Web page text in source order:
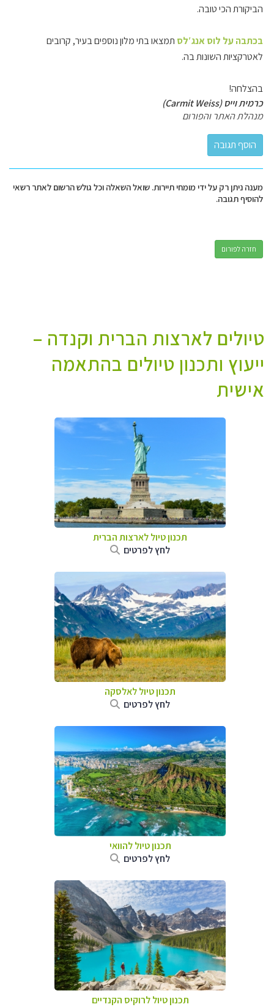
הביקורת הכי טובה.
בכתבה על לוס אנג′לס תמצאו בתי מלון נוספים בעיר, קרובים
לאטרקציות השונות בה.
בהצלחה!
כרמית וייס (Carmit Weiss)
מנהלת האתר והפורום
מענה ניתן רק על ידי מומחי תיירות. שואל השאלה וכל גולש הרשום לאתר רשאי
להוסיף תגובה.
חזרה לפורום
טיולים לארצות הברית וקנדה –
ייעוץ ותכנון טיולים בהתאמה
אישית
תכנון טיול לארצות הברית
לחץ לפרטים
תכנון טיול לאלסקה
לחץ לפרטים
תכנון טיול להוואי
לחץ לפרטים
תכנון טיול לרוקיס הקנדיים